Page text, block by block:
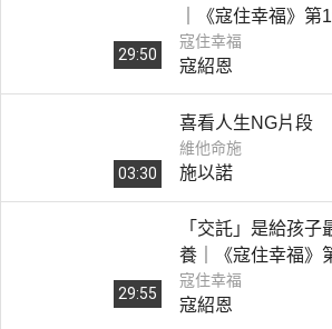
29:50
｜《寇住幸福》
寇住幸福
寇紹恩
03:30
喜看人生NG片段
維他命施
施以諾
29:55
「交託」是給孩
養｜《寇住幸福》
好的
寇住幸福
寇紹恩